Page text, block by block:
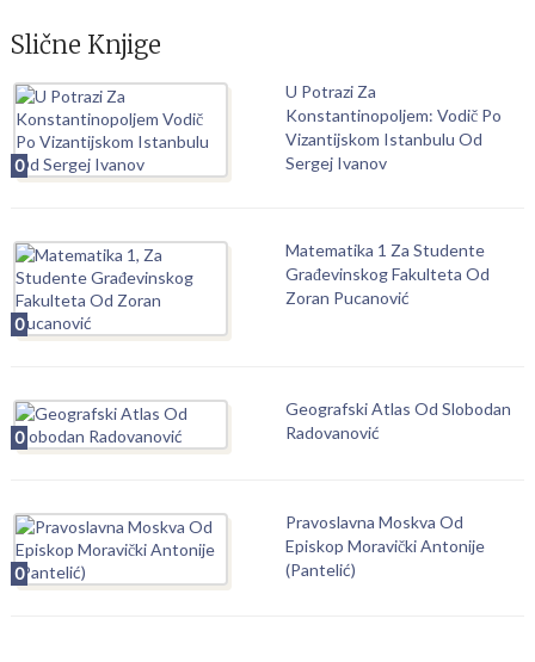
Slične Knjige
0
U Potrazi Za
Konstantinopoljem: Vodič Po
Vizantijskom Istanbulu Od
Sergej Ivanov
0
Matematika 1 Za Studente
Građevinskog Fakulteta Od
Zoran Pucanović
0
Geografski Atlas Od Slobodan
Radovanović
0
Pravoslavna Moskva Od
Episkop Moravički Antonije
(Pantelić)